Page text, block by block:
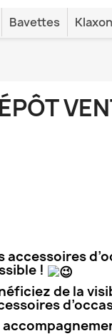
Bavettes Klaxon
accessoires
!
de la